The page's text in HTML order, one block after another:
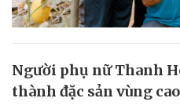
Người phụ nữ Thanh
thành đặc sản vùng cao